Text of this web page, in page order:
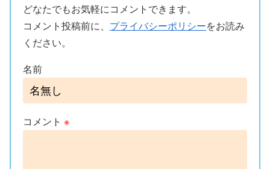
どなたでもお気軽にコメントできます。
コメント投稿前に、 プライバシーポリシーをお読み
ください。
名前
コメント ※